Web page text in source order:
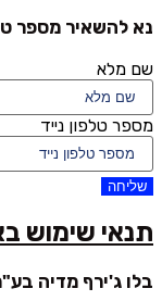
נא להשאיר מספר
שם מלא
מספר טלפון נייד
שליחה
תנאי שימוש
בלו ג'ירף מדיה